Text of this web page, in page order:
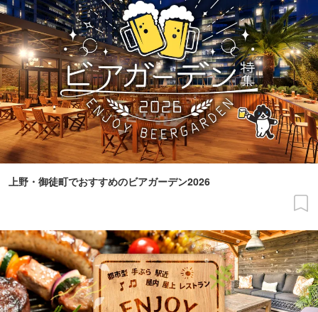
上野・御徒町でおすすめのビアガーデン2026